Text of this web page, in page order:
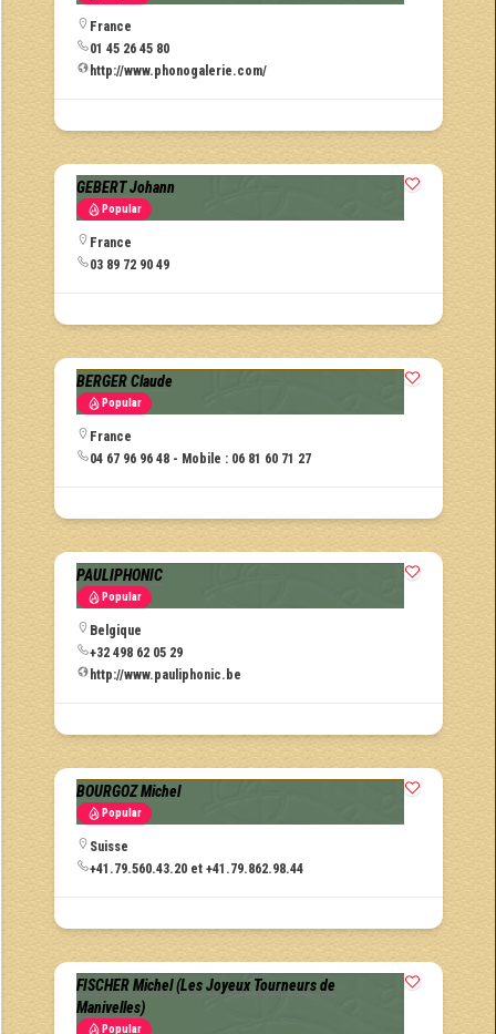
France
01 45 26 45 80
http://www.phonogalerie.com/
GEBERT Johann
Popular
France
03 89 72 90 49
BERGER Claude
Popular
France
04 67 96 96 48 - Mobile : 06 81 60 71 27
PAULIPHONIC
Popular
Belgique
+32 498 62 05 29
http://www.pauliphonic.be
BOURGOZ Michel
Popular
Suisse
+41.79.560.43.20 et +41.79.862.98.44
FISCHER Michel (Les Joyeux Tourneurs de
Manivelles)
Popular